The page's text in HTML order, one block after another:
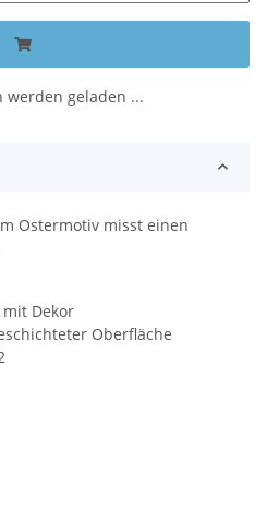
werden geladen ...
Ostermotiv misst einen
Dekor
Oberfläche